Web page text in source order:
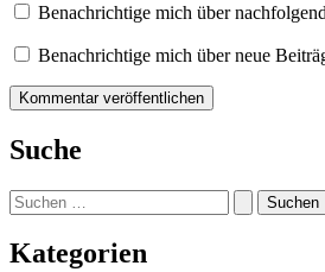
Benachrichtige mich über
Benachrichtige mich über neue
Suche
Suchen
nach:
Kategorien